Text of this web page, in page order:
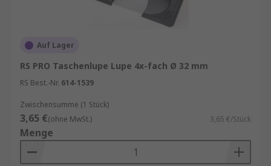
Auf Lager
RS PRO Taschenlupe Lupe 4x-fach Ø 32 mm
RS Best.-Nr. 614-1539
Zwischensumme (1 Stück)
3,65 €(ohne MwSt.) 3,65 €/Stück
Menge